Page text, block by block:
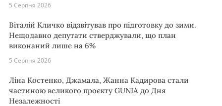
5 Серпня 2026
Віталій Кличко відзвітував про підготовку до зими.
Нещодавно депутати стверджували, що план
виконаний лише на 6%
5 Серпня 2026
Ліна Костенко, Джамала, Жанна Кадирова стали
частиною великого проєкту GUNIA до Дня
Незалежності